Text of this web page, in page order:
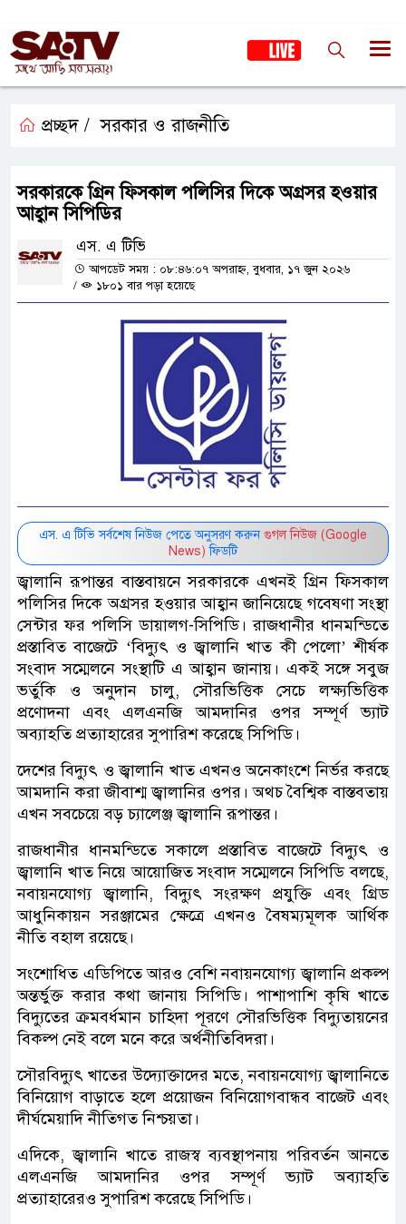
প্রচ্ছদ / সরকার ও রাজনীতি
সরকারকে গ্রিন ফিসকাল পলিসির দিকে অগ্রসর হওয়ার
আহ্বান সিপিডির
এস. এ টিভি
আপডেট সময় : ০৮:৪৬:০৭ অপরাহ্ন, বুধবার, ১৭ জুন ২০২৬
/
১৮০১ বার পড়া হয়েছে
এস. এ টিভি সর্বশেষ নিউজ পেতে অনুসরণ করুন গুগল নিউজ (Google
News) ফিডটি
জ্বালানি রূপান্তর বাস্তবায়নে সরকারকে এখনই গ্রিন ফিসকাল
পলিসির দিকে অগ্রসর হওয়ার আহ্বান জানিয়েছে গবেষণা সংস্থা
সেন্টার ফর পলিসি ডায়ালগ-সিপিডি। রাজধানীর ধানমন্ডিতে
প্রস্তাবিত বাজেটে ‘বিদ্যুৎ ও জ্বালানি খাত কী পেলো’ শীর্ষক
সংবাদ সম্মেলনে সংস্থাটি এ আহ্বান জানায়। একই সঙ্গে সবুজ
ভর্তুকি ও অনুদান চালু, সৌরভিত্তিক সেচে লক্ষ্যভিত্তিক
প্রণোদনা এবং এলএনজি আমদানির ওপর সম্পূর্ণ ভ্যাট
অব্যাহতি প্রত্যাহারের সুপারিশ করেছে সিপিডি।
‎‎দেশের বিদ্যুৎ ও জ্বালানি খাত এখনও অনেকাংশে নির্ভর করছে
আমদানি করা জীবাশ্ম জ্বালানির ওপর। অথচ বৈশ্বিক বাস্তবতায়
এখন সবচেয়ে বড় চ্যালেঞ্জ জ্বালানি রূপান্তর।
‎রাজধানীর ধানমন্ডিতে সকালে প্রস্তাবিত বাজেটে বিদ্যুৎ ও
জ্বালানি খাত নিয়ে আয়োজিত সংবাদ সম্মেলনে সিপিডি বলছে,
নবায়নযোগ্য জ্বালানি, বিদ্যুৎ সংরক্ষণ প্রযুক্তি এবং গ্রিড
আধুনিকায়ন সরঞ্জামের ক্ষেত্রে এখনও বৈষম্যমূলক আর্থিক
নীতি বহাল রয়েছে।
সংশোধিত এডিপিতে আরও বেশি নবায়নযোগ্য জ্বালানি প্রকল্প
অন্তর্ভুক্ত করার কথা জানায় সিপিডি। পাশাপাশি কৃষি খাতে
বিদ্যুতের ক্রমবর্ধমান চাহিদা পূরণে সৌরভিত্তিক বিদ্যুতায়নের
বিকল্প নেই বলে মনে করে অর্থনীতিবিদরা।
‎সৌরবিদ্যুৎ খাতের উদ্যোক্তাদের মতে, নবায়নযোগ্য জ্বালানিতে
বিনিয়োগ বাড়াতে হলে প্রয়োজন বিনিয়োগবান্ধব বাজেট এবং
দীর্ঘমেয়াদি নীতিগত নিশ্চয়তা।
‎এদিকে, জ্বালানি খাতে রাজস্ব ব্যবস্থাপনায় পরিবর্তন আনতে
এলএনজি আমদানির ওপর সম্পূর্ণ ভ্যাট অব্যাহতি
প্রত্যাহারেরও সুপারিশ করেছে সিপিডি।